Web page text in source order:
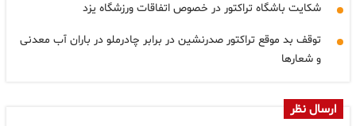
شکایت باشگاه تراکتور در خصوص اتفاقات ورزشگاه یزد
توقف بد موقع تراکتور صدرنشین در برابر چادرملو در باران آب معدنی
و شعارها
ارسال نظر